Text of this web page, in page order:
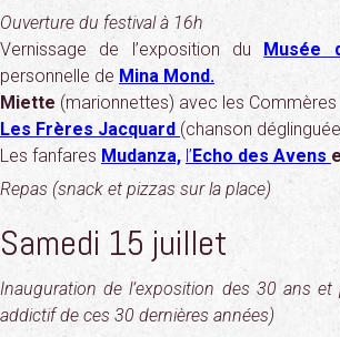
Ouverture du festival à 16h
Vernissage de l’exposition du Musée
personnelle de Mina Mond.
Miette (marionnettes) avec les Commères
Les Frères Jacquard (chanson
Les fanfares Mudanza, l’Echo des Avens
Repas (snack et pizzas sur la place)
Samedi 15 juillet
Inauguration de l’exposition des 30 ans
addictif de ces 30 dernières années)